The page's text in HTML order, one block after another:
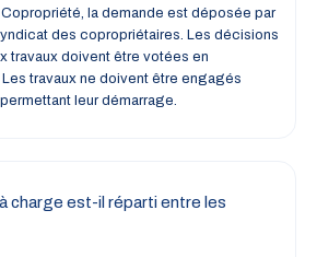
Copropriété, la demande est déposée par
des copropriétaires. Les décisions
travaux doivent être votées en
travaux ne doivent être engagés
leur démarrage.
charge est-il réparti entre les